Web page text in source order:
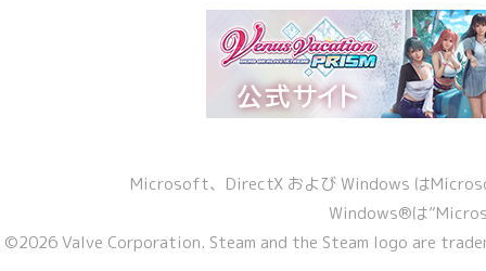
Microsoft、DirectX および Windows は
Windows®は
©2026 Valve Corporation. Steam and the Steam logo are